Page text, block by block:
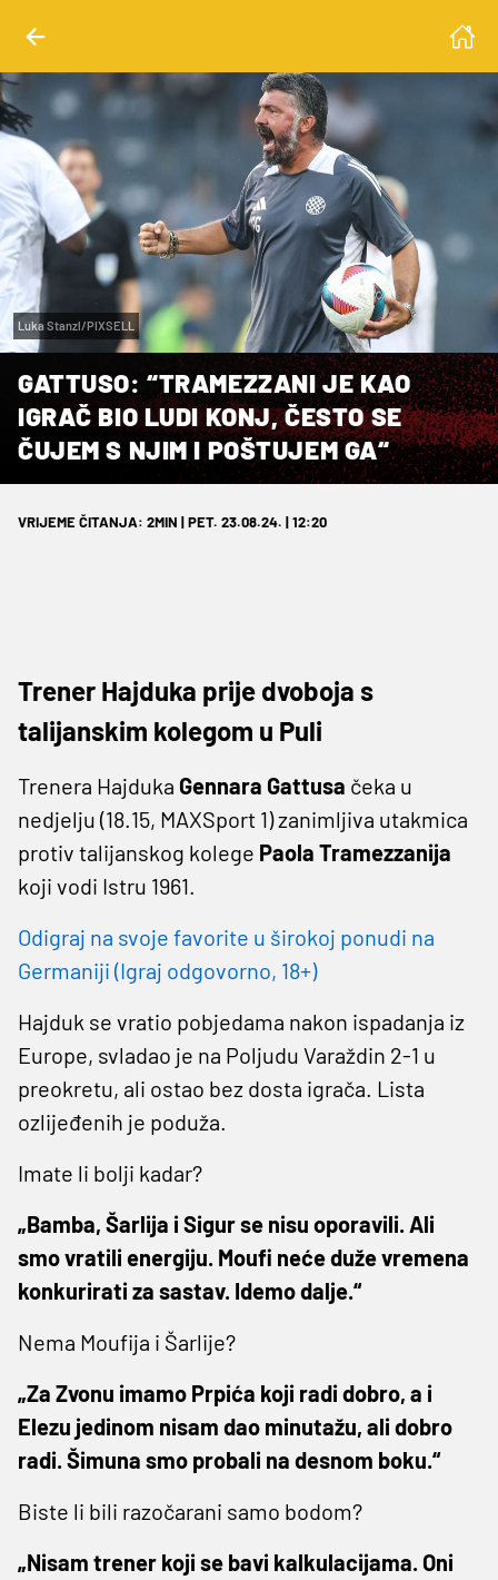
Luka Stanzl/PIXSELL
GATTUSO: “TRAMEZZANI JE KAO
IGRAČ BIO LUDI KONJ, ČESTO SE
ČUJEM S NJIM I POŠTUJEM GA“
VRIJEME ČITANJA: 2MIN | PET. 23.08.24. | 12:20
Trener Hajduka prije dvoboja s
talijanskim kolegom u Puli
Trenera Hajduka Gennara Gattusa čeka u
nedjelju (18.15, MAXSport 1) zanimljiva utakmica
protiv talijanskog kolege Paola Tramezzanija
koji vodi Istru 1961.
Odigraj na svoje favorite u širokoj ponudi na
Germaniji (Igraj odgovorno, 18+)
Hajduk se vratio pobjedama nakon ispadanja iz
Europe, svladao je na Poljudu Varaždin 2-1 u
preokretu, ali ostao bez dosta igrača. Lista
ozlijeđenih je poduža.
Imate li bolji kadar?
„Bamba, Šarlija i Sigur se nisu oporavili. Ali
smo vratili energiju. Moufi neće duže vremena
konkurirati za sastav. Idemo dalje.“
Nema Moufija i Šarlije?
„Za Zvonu imamo Prpića koji radi dobro, a i
Elezu jedinom nisam dao minutažu, ali dobro
radi. Šimuna smo probali na desnom boku.“
Biste li bili razočarani samo bodom?
„Nisam trener koji se bavi kalkulacijama. Oni